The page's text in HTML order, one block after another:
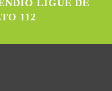
LIGUE DE
112